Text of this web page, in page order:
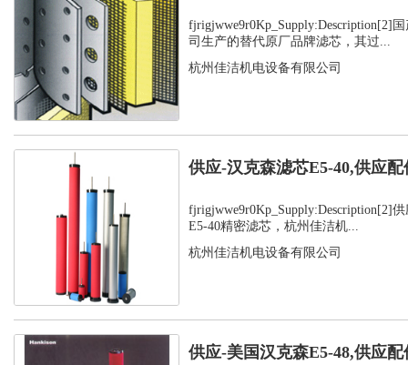
fjrigjwwe9r0Kp_Supply:Description[2]
司生产的替代原厂品牌滤芯，其过...
杭州佳洁机电设备有限公司
供应-汉克森滤芯E5-40,供应配
fjrigjwwe9r0Kp_Supply:Description[2]
E5-40精密滤芯，杭州佳洁机...
杭州佳洁机电设备有限公司
供应-美国汉克森E5-48,供应配